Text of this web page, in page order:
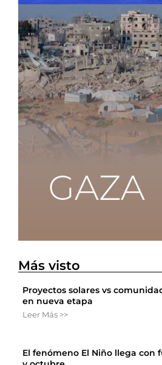
Más visto
Proyectos solares vs
en nueva etapa
Leer Más >>
El fenómeno El Niño llega con